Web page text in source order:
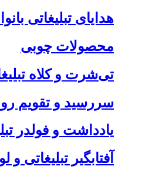
هدایای تبلیغاتی
محصولات چوبی
تی‌شرت و کلاه
سررسید و تقویم
یادداشت و فولدر
آفتابگیر تبلیغاتی و